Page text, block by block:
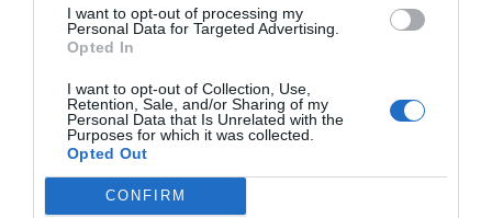
I want to opt-out of processing my
Personal Data for Targeted Advertising.
Opted In
I want to opt-out of Collection, Use,
Retention, Sale, and/or Sharing of my
Personal Data that Is Unrelated with the
Purposes for which it was collected.
Opted Out
CONFIRM
vuelve a aparecer como factor de tensión
interna, con aspiraciones explícitas a volver a los
tiempos de oro del PP valenciano y con la voluntad de
disputar el control del partido.
La dirección nacional del PP aún valora si opta por
fórmulas más controladas que eviten imágenes de